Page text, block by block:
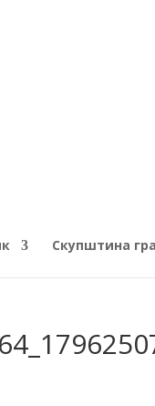
Скупштина